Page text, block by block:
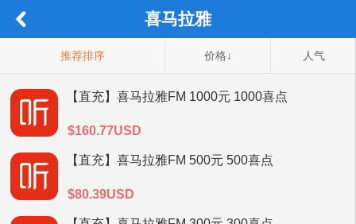
喜马拉雅
推荐排序 价格↓ 人气
【直充】喜马拉雅FM 1000元 1000喜点
$160.77USD
【直充】喜马拉雅FM 500元 500喜点
$80.39USD